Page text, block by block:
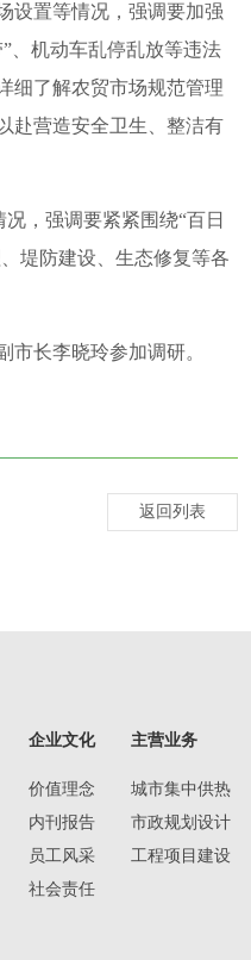
设置等情况，强调要加强
、机动车乱停乱放等违法
细了解农贸市场规范管理
赴营造安全卫生、整洁有
，强调要紧紧围绕“百日
堤防建设、生态修复等各
长李晓玲参加调研。
返回列表
企业文化
价值理念
内刊报告
员工风采
社会责任
主营业务
城市集中供热
市政规划设计
工程项目建设